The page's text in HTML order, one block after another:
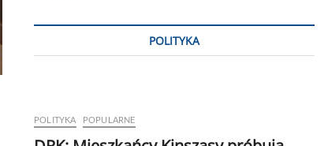
POLITYKA
POLITYKA POPULARNE